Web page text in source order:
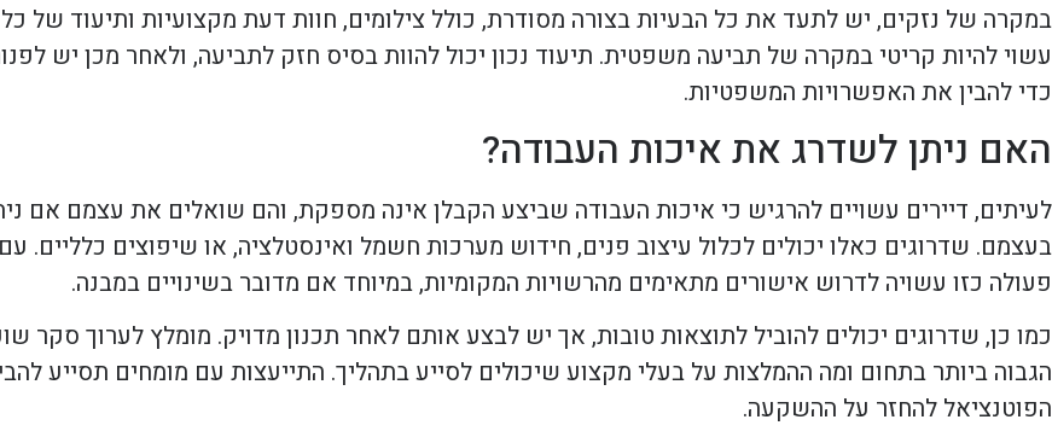
במקרה של נזקים, יש לתעד את כל הבעיות בצורה מסודרת, כולל צילומים, חוות דעת מקצועיות ותיעוד של
עשוי להיות קריטי במקרה של תביעה משפטית. תיעוד נכון יכול להוות בסיס חזק לתביעה, ולאחר מכן יש
כדי להבין את האפשרויות המשפטיות.
האם ניתן לשדרג את איכות העבודה?
לעיתים, דיירים עשויים להרגיש כי איכות העבודה שביצע הקבלן אינה מספקת, והם שואלים את עצמם אם
בעצמם. שדרוגים כאלו יכולים לכלול עיצוב פנים, חידוש מערכות חשמל ואינסטלציה, או שיפוצים כלליים.
פעולה כזו עשויה לדרוש אישורים מתאימים מהרשויות המקומיות, במיוחד אם מדובר בשינויים במבנה.
כמו כן, שדרוגים יכולים להוביל לתוצאות טובות, אך יש לבצע אותם לאחר תכנון מדויק. מומלץ לערוך סקר
הגבוה ביותר בתחום ומה ההמלצות על בעלי מקצוע שיכולים לסייע בתהליך. התייעצות עם מומחים תסייע
הפוטנציאל להחזר על ההשקעה.